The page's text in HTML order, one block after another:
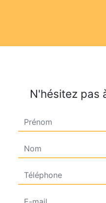
N'hésitez pas